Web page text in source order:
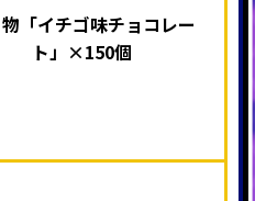
「イチゴ味チョコレー
ト」×150個